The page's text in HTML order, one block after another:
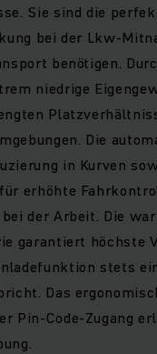
Sie sind die
bei der Lkw-
benötigen.
niedrige
Die
in Kurven
erhöhte
der Arbeit. Die
garantiert höchste
stets
Das
Pin-Code-Zugang